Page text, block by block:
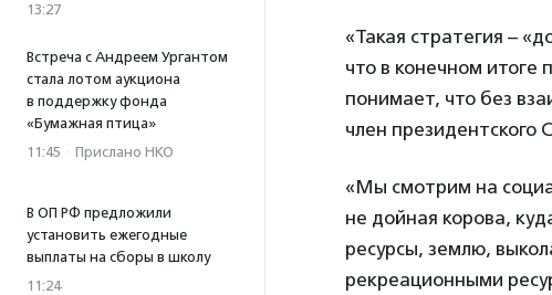
13:27
Встреча с Андреем Ургантом
стала лотом аукциона
в поддержку фонда
«Бумажная птица»
11:45 · Прислано НКО
В ОП РФ предложили
установить ежегодные
выплаты на сборы в школу
11:24
«Такая стратегия –
что в конечном итоге
понимает, что без
член
«Мы смотрим на
не дойная корова,
ресурсы, землю,
рекреационными